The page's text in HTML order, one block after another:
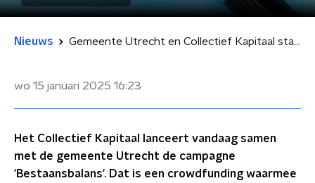
Nieuws Gemeente Utrecht en Collectief Kapitaal starten crowdfunding voor mensen in bijstand
wo 15 januari 2025 16:23
Het Collectief Kapitaal lanceert vandaag samen
met de gemeente Utrecht de campagne
'Bestaansbalans'. Dat is een crowdfunding waarmee